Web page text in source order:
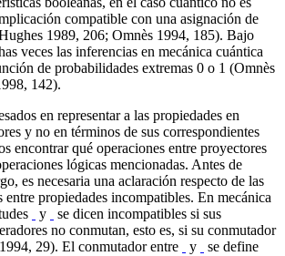
compatible con una asignación de
1989, 206; Omnès 1994, 185). Bajo
veces las inferencias en mecánica cuántica
de probabilidades extremas 0 o 1 (Omnès
142).
en representar a las propiedades en
y no en términos de sus correspondientes
encontrar qué operaciones entre proyectores
lógicas mencionadas. Antes de
es necesaria una aclaración respecto de las
entre propiedades incompatibles. En mecánica
y
se dicen incompatibles si sus
no conmutan, esto es, si su conmutador
29). El conmutador entre
y
se define